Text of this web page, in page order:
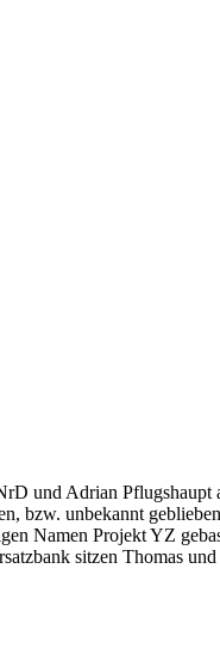
und Adrian
bzw. unbekannt
Namen Projekt YZ
sitzen Thomas